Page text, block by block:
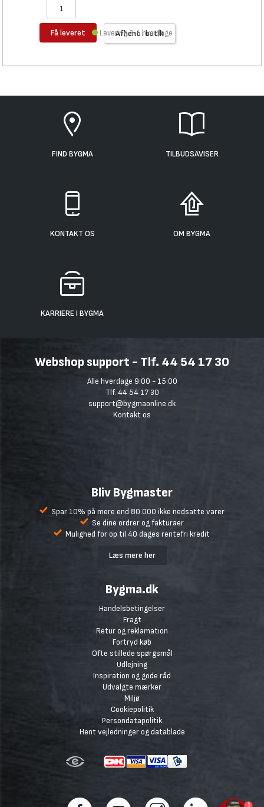
Få leveret Afhent i butik
Levering 2-4 hverdage
FIND BYGMA TILBUDSAVISER
KONTAKT OS OM BYGMA
KARRIERE I BYGMA
Webshop support - Tlf. 44 54 17 30
Alle hverdage 9:00 - 15:00
Tlf. 44 54 17 30
support@bygmaonline.dk
Kontakt os
Bliv Bygmaster
Spar 10% på mere end 80.000 ikke nedsatte varer
Se dine ordrer og fakturaer
Mulighed for op til 40 dages rentefri kredit
Læs mere her
Bygma.dk
Handelsbetingelser
Fragt
Retur og reklamation
Fortryd køb
Ofte stillede spørgsmål
Udlejning
Inspiration og gode råd
Udvalgte mærker
Miljø
Cookiepolitik
Persondatapolitik
Hent vejledninger og datablade